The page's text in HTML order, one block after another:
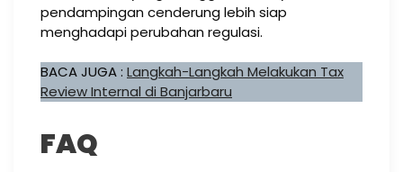
pendampingan cenderung lebih siap
menghadapi perubahan regulasi.
BACA JUGA : Langkah-Langkah Melakukan Tax
Review Internal di Banjarbaru
FAQ